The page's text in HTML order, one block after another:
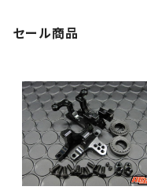
セール商品